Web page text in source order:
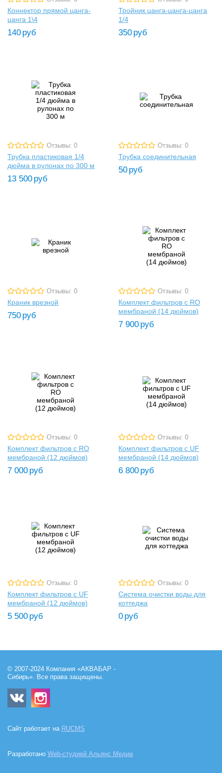
Коннектор прямой цанга-
цанга 1\4
140 руб
Тройник цанга-цанга-цанга
1/4
350 руб
Отзывы: 0
Трубка пластиковая 1/4
дюйма в рулонах по 300 м
13 500 руб
Отзывы: 0
Трубка соединительная
50 руб
Отзывы: 0
Краник врезной
750 руб
Отзывы: 0
Комплект фильтров с RO
мембраной (14 дюймов)
7 900 руб
Отзывы: 0
Комплект фильтров с RO
мембраной (12 дюймов)
7 000 руб
Отзывы: 0
Комплект фильтров с UF
мембраной (14 дюймов)
6 800 руб
Отзывы: 0
Комплект фильтров с UF
мембраной (12 дюймов)
5 500 руб
Отзывы: 0
Система очистки воды для
коттеджа
0 руб
© 2007-2024 Компания «АКВАБАР -
Сибирь». Все права защищены.
Сайт работает на RUCMS
Разработано Web-студией Альянс Медиа